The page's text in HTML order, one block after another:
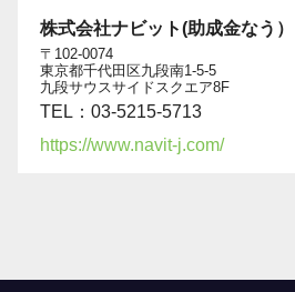
株式会社ナビット(助成金なう）
〒102-0074
東京都千代田区九段南1-5-5
九段サウスサイドスクエア8F
TEL：03-5215-5713
https://www.navit-j.com/